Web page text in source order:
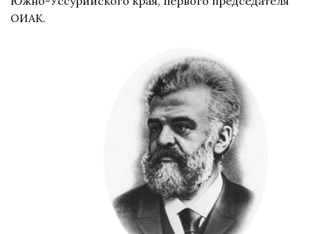
ОИАК.